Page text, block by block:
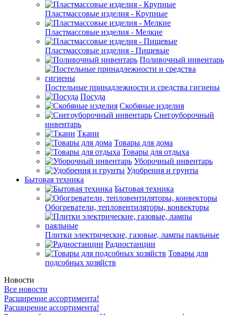
Пластмассовые изделия - Крупные
Пластмассовые изделия - Мелкие
Пластмассовые изделия - Пищевые
Поливочный инвентарь
Постельные принадлежности и средства гигиены
Посуда
Скобяные изделия
Снегоуборочный
инвентарь
Ткани
Товары для дома
Товары для отдыха
Уборочный инвентарь
Удобрения и грунты
Бытовая техника
Бытовая техника
Обогреватели, тепловентиляторы, конвекторы
Плитки электрические, газовые, лампы паяльные
Радиостанции
Товары для
подсобных хозяйств
Новости
Все новости
Расширение ассортимента!
Расширение ассортимента!